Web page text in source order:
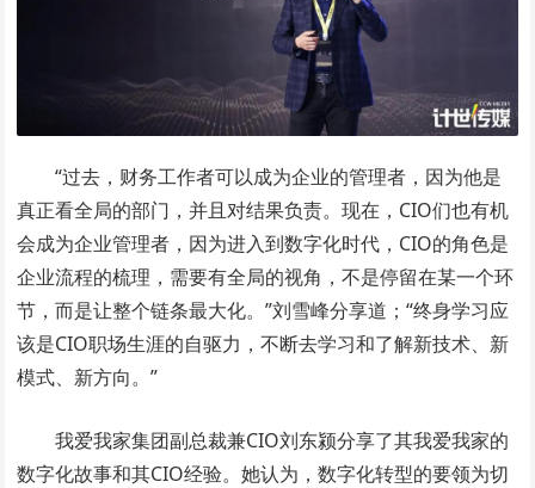
“过去，财务工作者可以成为企业的管理者，因为他是
真正看全局的部门，并且对结果负责。现在，CIO们也有机
会成为企业管理者，因为进入到数字化时代，CIO的角色是
企业流程的梳理，需要有全局的视角，不是停留在某一个环
节，而是让整个链条最大化。”刘雪峰分享道；“终身学习应
该是CIO职场生涯的自驱力，不断去学习和了解新技术、新
模式、新方向。”
我爱我家集团副总裁兼CIO刘东颍分享了其我爱我家的
数字化故事和其CIO经验。她认为，数字化转型的要领为切